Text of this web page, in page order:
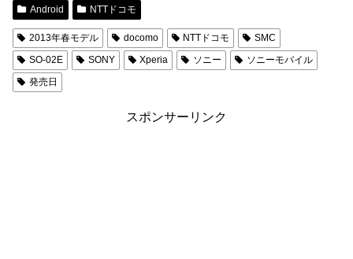
Android NTTドコモ
2013年春モデル docomo NTTドコモ
SMC
SO-02E
SONY Xperia ソニー
ソニーモバイル
発売日
スポンサーリンク